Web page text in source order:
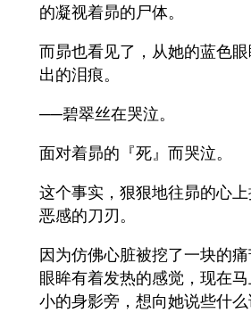
的凝视着昴的尸体。
而昴也看见了，从她的蓝色
出的泪痕。
──碧翠丝在哭泣。
面对着昴的『死』而哭泣。
这个事实，狠狠地往昴的心
恶感的刀刃。
因为仿佛心脏被挖了一块的
眼眸有着发热的感觉，现在
小的身影旁，想向她说些什么